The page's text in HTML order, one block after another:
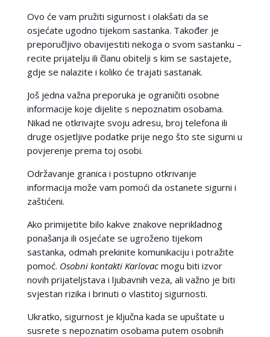
Ovo će vam pružiti sigurnost i olakšati da se
osjećate ugodno tijekom sastanka. Također je
preporučljivo obavijestiti nekoga o svom sastanku –
recite prijatelju ili članu obitelji s kim se sastajete,
gdje se nalazite i koliko će trajati sastanak.
Još jedna važna preporuka je ograničiti osobne
informacije koje dijelite s nepoznatim osobama.
Nikad ne otkrivajte svoju adresu, broj telefona ili
druge osjetljive podatke prije nego što ste sigurni u
povjerenje prema toj osobi.
Održavanje granica i postupno otkrivanje
informacija može vam pomoći da ostanete sigurni i
zaštićeni.
Ako primijetite bilo kakve znakove neprikladnog
ponašanja ili osjećate se ugroženo tijekom
sastanka, odmah prekinite komunikaciju i potražite
pomoć. Osobni kontakti Karlovacmogu biti izvor
novih prijateljstava i ljubavnih veza, ali važno je biti
svjestan rizika i brinuti o vlastitoj sigurnosti.
Ukratko, sigurnost je ključna kada se upuštate u
susrete s nepoznatim osobama putem osobnih